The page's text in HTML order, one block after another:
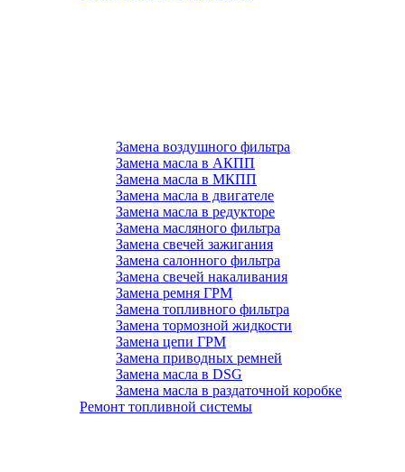
Замена воздушного фильтра
Замена масла в АКПП
Замена масла в МКПП
Замена масла в двигателе
Замена масла в редукторе
Замена масляного фильтра
Замена свечей зажигания
Замена салонного фильтра
Замена свечей накаливания
Замена ремня ГРМ
Замена топливного фильтра
Замена тормозной жидкости
Замена цепи ГРМ
Замена приводных ремней
Замена масла в DSG
Замена масла в раздаточной коробке
Ремонт топливной системы